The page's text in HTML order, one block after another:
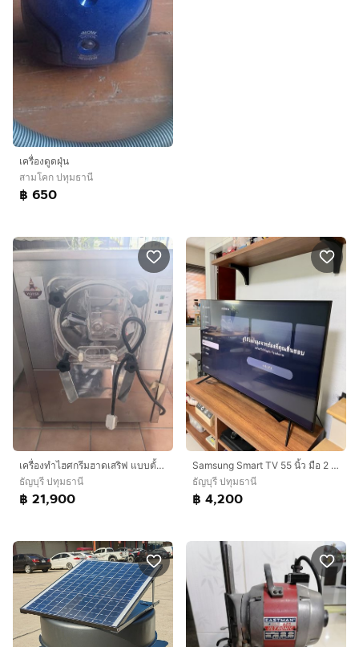
เครื่องดูดฝุ่น
สามโคก ปทุมธานี
฿ 650
เครื่องทำไฮศกรีมฮาดเสริฟ แบบตั้งโต๊ะ
ธัญบุรี ปทุมธานี
฿ 21,900
Samsung Smart TV 55 นิ้ว มือ 2 จอติดๆดับๆ
ธัญบุรี ปทุมธานี
฿ 4,200